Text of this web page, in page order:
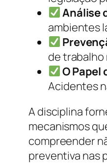
Análise
ambientes
de trabalho
O Papel
Acidentes
A disciplina
mecanismos
compreender
preventiva nas